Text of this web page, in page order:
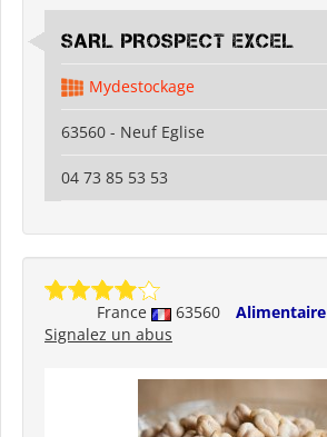
SARL PROSPECT EXCEL
Mydestockage
63560 - Neuf Eglise
04 73 85 53 53
France 63560
Alimentaire
Signalez un abus